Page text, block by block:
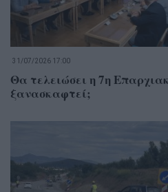
31/07/2026 17:00
Θα τελειώσει η 7η
ξανασκαφτεί;